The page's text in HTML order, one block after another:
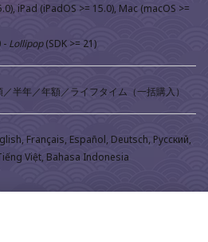
iPad (iPadOS >= 15.0), Mac (macOS >=
- Lollipop(SDK >= 21)
／半年／年額／ライフタイム（一括購入）
Français, Español, Deutsch, Русский,
Việt, Bahasa Indonesia